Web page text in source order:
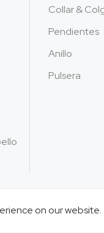
Collar &
Pendientes
Anillo
Pulsera
Joyería -
on our website.